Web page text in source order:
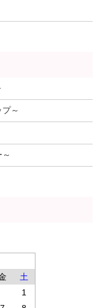
～
土
1